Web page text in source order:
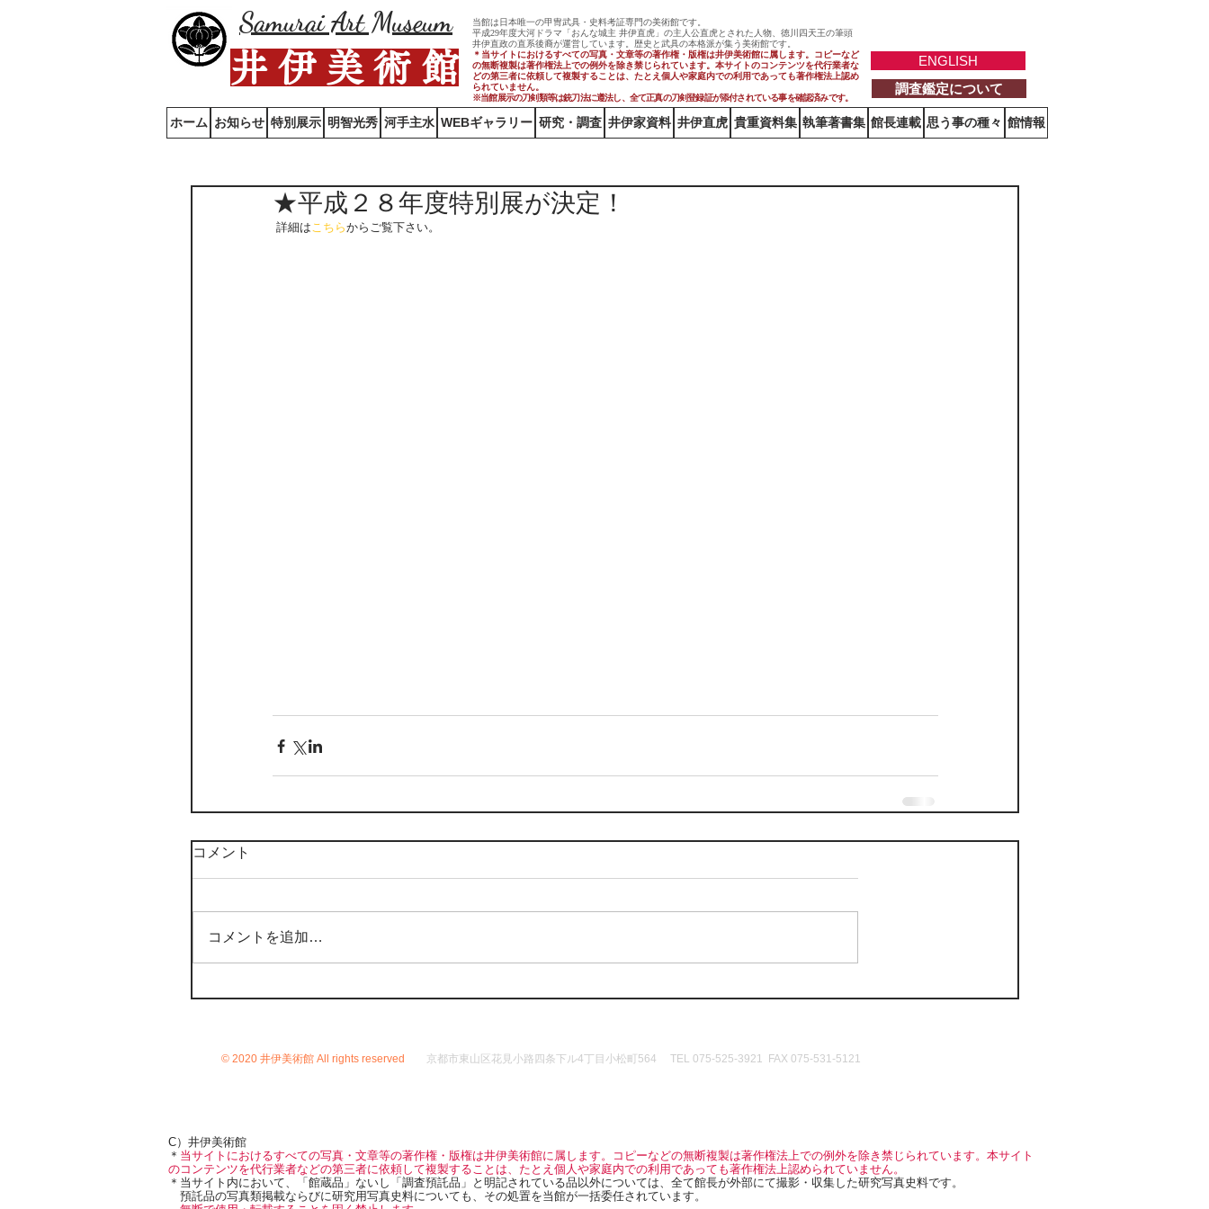
Samurai Art Museum
井 伊 美 術 館
当館は日本唯一の甲冑武具・史料考証専門の美術館です。
平成29年度大河ドラマ「おんな城主 井伊直虎」の主人公直虎とされた人物、徳川四天王の筆頭
井伊直政の直系後裔が運営しています。歴史と武具の本格派が集う美術館です。
＊当サイトにおけるすべての写真・文章等の著作権・版権は井伊美術館に属します。コピーなど
の無断複製は著作権法上での例外を除き禁じられています。本サイトのコンテンツを代行業者な
どの第三者に依頼して複製することは、たとえ個人や家庭内での利用であっても著作権法上認め
られていません。
※当館展示の刀剣類等は銃刀法に遵法し、​全て正真の刀剣登録証が添付されている事を確認済みです。
ENGLISH
調査鑑定について
ホーム お知らせ 特別展示 明智光秀 河手主水 WEBギャラリー 研究・調査 井伊家資料 井伊直虎 貴重資料集 執筆著書集 館長連載 思う事の種々 館情報
★平成２８年度特別展が決定！
詳細はこちらからご覧下さい。
コメント
コメントを追加…
© 2020 井伊美術館 All rights reserved 京都市東山区花見小路四条下ル4丁目小松町564 TEL 075-525-3921 FAX 075-531-5121
C）井伊美術館
＊ 当サイトにおけるすべての写真・文章等の著作権・版権は井伊美術館に属します。コピーなどの無断複製は著作権法上での例外を除き禁じられています。本サイト
のコンテンツを代行業者などの第三者に依頼して複製することは、たとえ個人や家庭内での利用であっても著作権法上認められていません。
＊当サイト内において、「館蔵品」ないし「調査預託品」と明記されている品以外については、全て館長が外部にて撮影・収集した研究写真史料です。
預託品の写真類掲載ならびに研究用写真史料についても、その処置を当館が一括委任されています。